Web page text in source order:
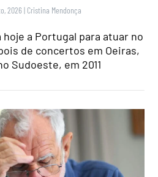
2026 | Cristina Mendonça
a Portugal para atuar no
de concertos em Oeiras,
Sudoeste, em 2011